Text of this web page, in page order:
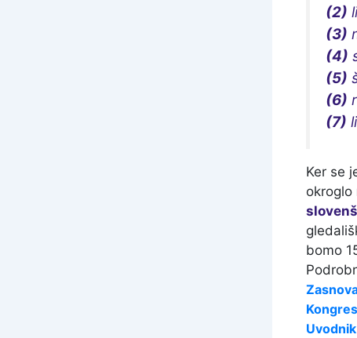
(2)
(3)
(4)
(5)
(6)
(7)
Ker se
okroglo
bomo